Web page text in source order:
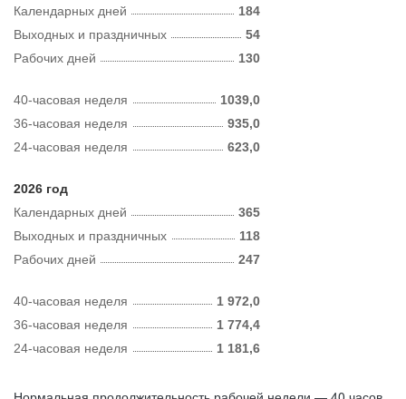
Календарных дней
184
Рабочих дней 130
Выходных и праздничных 54
40-часовая неделя
1039,0
36-часовая неделя
935,0
24-часовая неделя
623,0
2026 год
Календарных дней
365
Рабочих дней 247
Выходных и праздничных 118
40-часовая неделя
1 972,0
36-часовая неделя
1 774,4
24-часовая неделя
1 181,6